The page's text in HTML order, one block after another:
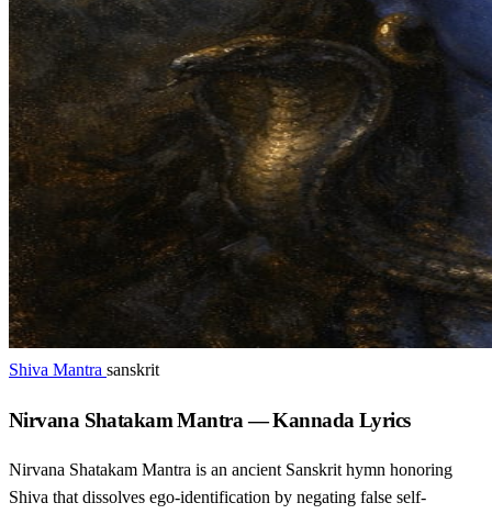
Shiva Mantra sanskrit
Nirvana Shatakam Mantra — Kannada Lyrics
Nirvana Shatakam Mantra is an ancient Sanskrit hymn honoring
Shiva that dissolves ego-identification by negating false self-